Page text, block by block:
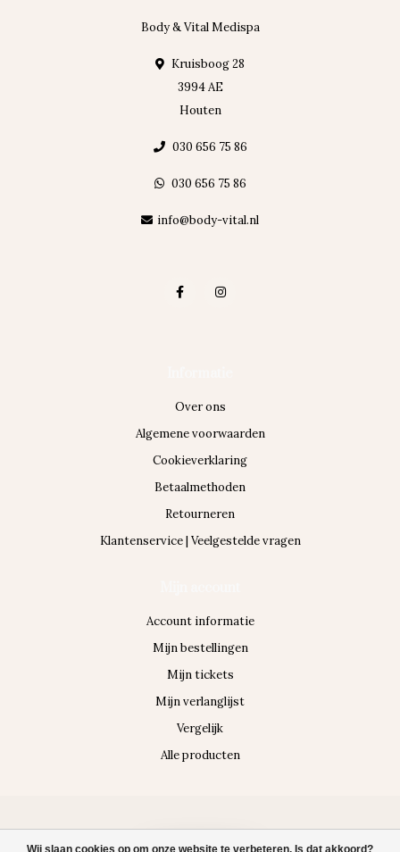
Wij slaan cookies op om onze website te verbeteren. Is dat akkoord?
Body & Vital Medispa
Kruisboog 28
3994 AE
Houten
030 656 75 86
030 656 75 86
info@body-vital.nl
Over ons
Algemene voorwaarden
Cookieverklaring
Betaalmethoden
Retourneren
Klantenservice | Veelgestelde vragen
Account informatie
Mijn bestellingen
Mijn tickets
Mijn verlanglijst
Vergelijk
Alle producten
© Copyright 2026 Body & Vital Medispa